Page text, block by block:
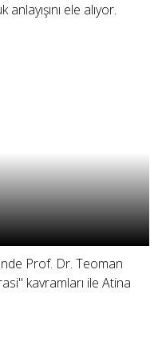
ele alıyor.
Prof. Dr. Teoman
kavramları ile Atina